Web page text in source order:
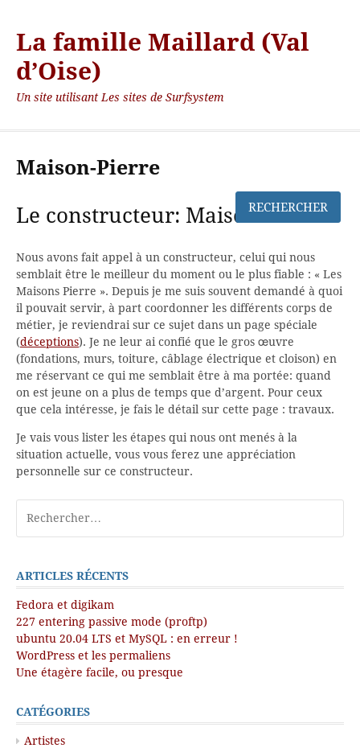
La famille Maillard (Val
d’Oise)
Un site utilisant Les sites de Surfsystem
Maison-Pierre
Le constructeur: Maison Pierre
Nous avons fait appel à un constructeur, celui qui nous
semblait être le meilleur du moment ou le plus fiable : « Les
Maisons Pierre ». Depuis je me suis souvent demandé à quoi
il pouvait servir, à part coordonner les différents corps de
métier, je reviendrai sur ce sujet dans un page spéciale
(déceptions). Je ne leur ai confié que le gros œuvre
(fondations, murs, toiture, câblage électrique et cloison) en
me réservant ce qui me semblait être à ma portée: quand
on est jeune on a plus de temps que d’argent. Pour ceux
que cela intéresse, je fais le détail sur cette page : travaux.
Je vais vous lister les étapes qui nous ont menés à la
situation actuelle, vous vous ferez une appréciation
personnelle sur ce constructeur.
ARTICLES RÉCENTS
Fedora et digikam
227 entering passive mode (proftp)
ubuntu 20.04 LTS et MySQL : en erreur !
WordPress et les permaliens
Une étagère facile, ou presque
CATÉGORIES
Artistes